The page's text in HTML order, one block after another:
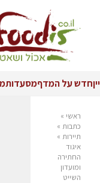
ייןחדש על המדףמסעדות
ראשי »
כתבות »
תיירות »
איגוד
החתירה
ומועדון
השייט